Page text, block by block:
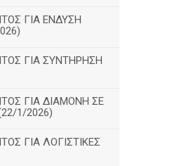
ΓΙΑ ΕΝΔΥΣΗ
ΓΙΑ ΣΥΝΤΗΡΗΣΗ
ΓΙΑ ΔΙΑΜΟΝΗ ΣΕ
1/2026)
ΓΙΑ ΛΟΓΙΣΤΙΚΕΣ